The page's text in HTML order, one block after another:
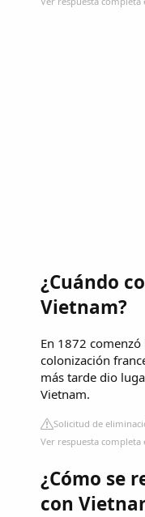
¿Cuándo
Vietnam?
En 1872
colonización
más tarde dio
Vietnam.
Solicitud de
Ver respuesta completa
¿Cómo se
con